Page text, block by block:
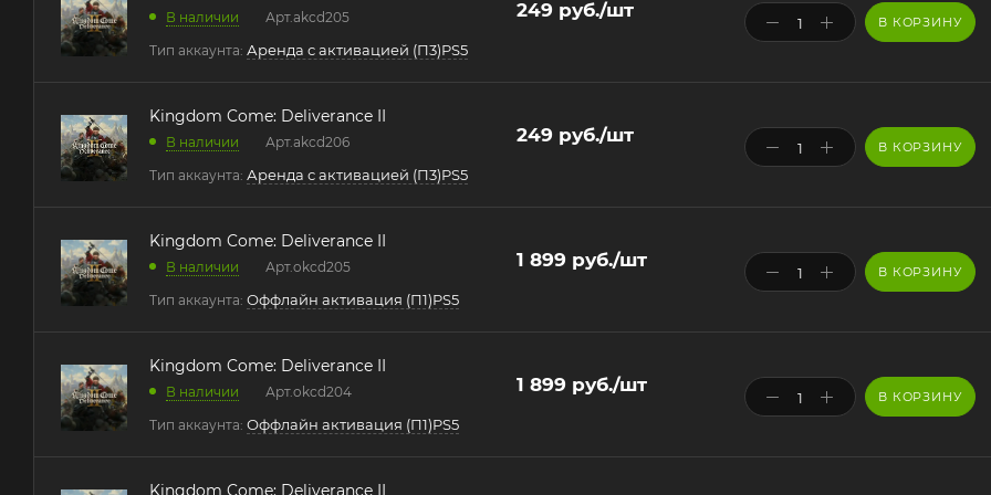
В наличии Арт.akcd205
Тип аккаунта: Аренда с активацией (П3)PS5
249 руб./шт
В КОРЗИНУ
Kingdom Come: Deliverance II
В наличии Арт.akcd206
Тип аккаунта: Аренда с активацией (П3)PS5
249 руб./шт
В КОРЗИНУ
Kingdom Come: Deliverance II
В наличии Арт.okcd205
Тип аккаунта: Оффлайн активация (П1)PS5
1 899 руб./шт
В КОРЗИНУ
Kingdom Come: Deliverance II
В наличии Арт.okcd204
Тип аккаунта: Оффлайн активация (П1)PS5
1 899 руб./шт
В КОРЗИНУ
Kingdom Come: Deliverance II